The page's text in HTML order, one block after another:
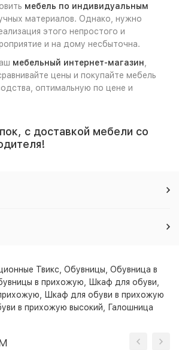
мебель по индивидуальным
материалов. Однако, нужно
этого непростого и
и на дому несбыточна.
мебельный интернет-магазин
цены и покупайте мебель
оптимальную по цене и
с доставкой мебели со
Твикс Обувницы Обувница в
в прихожую Шкаф для обуви
Шкаф для обуви в прихожую
в прихожую высокий Галошница